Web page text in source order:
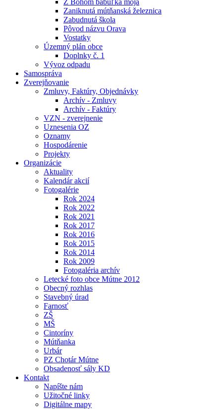
Z Bohom babuľka moja
Zaniknutá mútňanská železnica
Zabudnutá škola
Pôvod názvu Orava
Vostatky
Územný plán obce
Doplnky č. 1
Vývoz odpadu
Samospráva
Zverejňovanie
Zmluvy, Faktúry, Objednávky
Archív - Zmluvy
Archív - Faktúry
VZN - zverejnenie
Uznesenia OZ
Oznamy
Hospodárenie
Projekty
Organizácie
Aktuality
Kalendár akcií
Fotogalérie
Rok 2024
Rok 2022
Rok 2021
Rok 2017
Rok 2016
Rok 2015
Rok 2014
Rok 2009
Fotogaléria archív
Letecké foto obce Mútne 2012
Obecný rozhlas
Stavebný úrad
Farnosť
ZŠ
MŠ
Cintoríny
Mútňanka
Urbár
PZ Chotár Mútne
Obsadenosť sály KD
Kontakt
Napíšte nám
Užitočné linky
Digitálne mapy